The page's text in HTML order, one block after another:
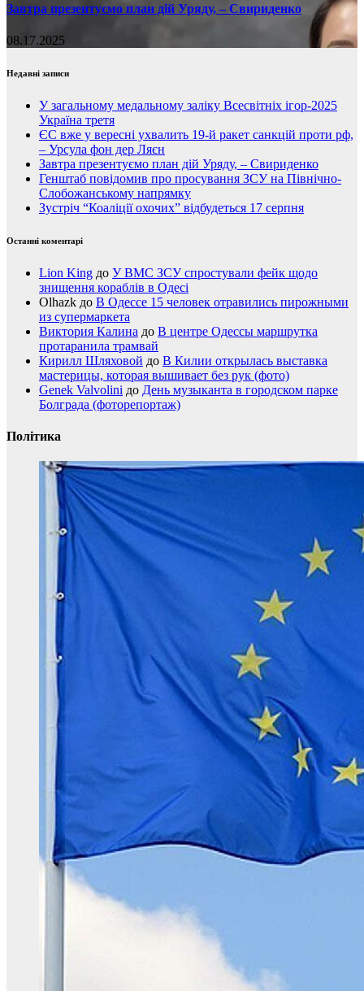
Завтра презентуємо план дій Уряду, – Свириденко
08.17.2025
Недавні записи
У загальному медальному заліку Всесвітніх ігор-2025
Україна третя
ЄС вже у вересні ухвалить 19-й ракет санкцій проти рф,
– Урсула фон дер Ляєн
Завтра презентуємо план дій Уряду, – Свириденко
Генштаб повідомив про просування ЗСУ на Північно-
Слобожанському напрямку
Зустріч “Коаліції охочих” відбудеться 17 серпня
Останні коментарі
Lion King до У ВМС ЗСУ спростували фейк щодо
знищення кораблів в Одесі
Olhazk до В Одессе 15 человек отравились пирожными
из супермаркета
Виктория Калина до В центре Одессы маршрутка
протаранила трамвай
Кирилл Шляховой до В Килии открылась выставка
мастерицы, которая вышивает без рук (фото)
Genek Valvolini до День музыканта в городском парке
Болграда (фоторепортаж)
Політика